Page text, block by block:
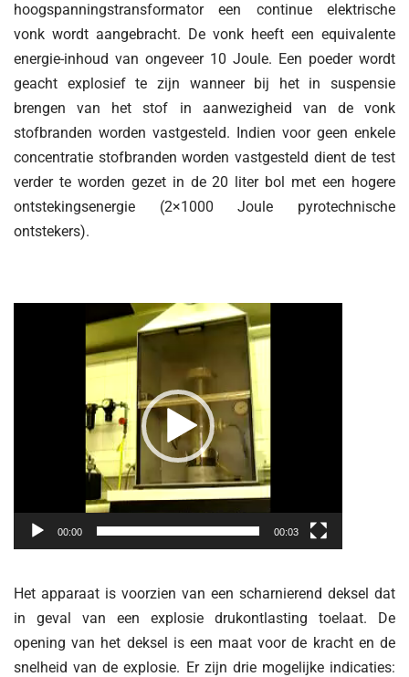
hoogspanningstransformator een continue elektrische
vonk wordt aangebracht. De vonk heeft een equivalente
energie-inhoud van ongeveer 10 Joule. Een poeder wordt
geacht explosief te zijn wanneer bij het in suspensie
brengen van het stof in aanwezigheid van de vonk
stofbranden worden vastgesteld. Indien voor geen enkele
concentratie stofbranden worden vastgesteld dient de test
verder te worden gezet in de 20 liter bol met een hogere
ontstekingsenergie (2×1000 Joule pyrotechnische
ontstekers).
00:00 00:03
Het apparaat is voorzien van een scharnierend deksel dat
in geval van een explosie drukontlasting toelaat. De
opening van het deksel is een maat voor de kracht en de
snelheid van de explosie. Er zijn drie mogelijke indicaties: